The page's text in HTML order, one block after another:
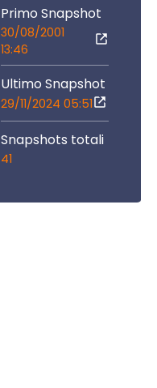
Primo Snapshot
30/08/2001
13:46
Ultimo Snapshot
29/11/2024 05:51
Snapshots totali
41